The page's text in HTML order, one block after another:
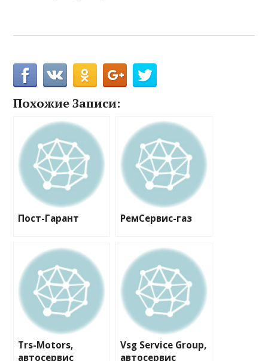
Похожие Записи:
Пост-Гарант РемСервис-газ
Trs-Motors,
автосервис
Vsg Service Group,
автосервис